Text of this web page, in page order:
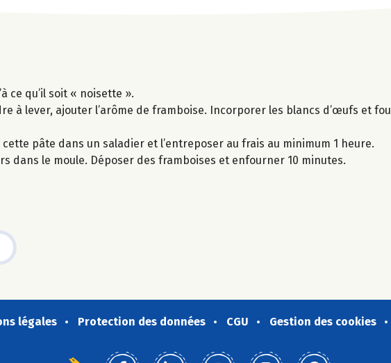
ce qu’il soit « noisette ».
à lever, ajouter l’arôme de framboise. Incorporer les blancs d’œufs et
pâte dans un saladier et l’entreposer au frais au minimum 1 heure.
dans le moule. Déposer des framboises et enfourner 10 minutes.
légales Protection des données CGU Gestion des cookies